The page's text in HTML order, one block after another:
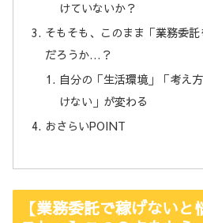
けていないか？
そもそも、このまま「業務委
だろうか…？
自分の「生活環境」「考え
けない」が変わる
おさらいPOINT
【業務委託で稼げない